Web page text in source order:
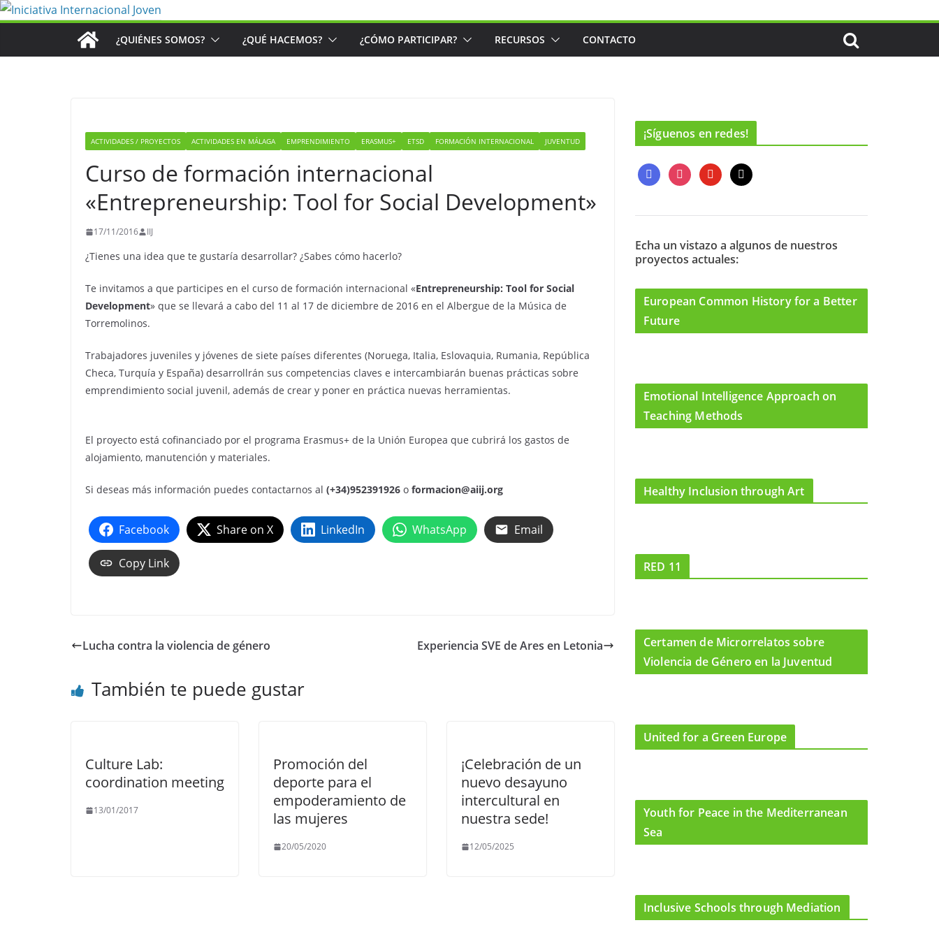
Saltar
¿QUIÉNES SOMOS? ¿QUÉ HACEMOS? ¿CÓMO PARTICIPAR? RECURSOS CONTACTO
ACTIVIDADES / PROYECTOS ACTIVIDADES EN MÁLAGA EMPRENDIMIENTO ERASMUS+ ETSD FORMACIÓN INTERNACIONAL JUVENTUD
Curso de formación internacional
«Entrepreneurship: Tool for Social Development»
17/11/2016 IIJ
¿Tienes una idea que te gustaría desarrollar? ¿Sabes cómo hacerlo?
Te invitamos a que participes en el curso de formación internacional «Entrepreneurship: Tool for Social
Development» que se llevará a cabo del 11 al 17 de diciembre de 2016 en el Albergue de la Música de
Torremolinos.
Trabajadores juveniles y jóvenes de siete países diferentes (Noruega, Italia, Eslovaquia, Rumania, República
Checa, Turquía y España) desarrollrán sus competencias claves e intercambiarán buenas prácticas sobre
emprendimiento social juvenil, además de crear y poner en práctica nuevas herramientas.
El proyecto está cofinanciado por el programa Erasmus+ de la Unión Europea que cubrirá los gastos de
alojamiento, manutención y materiales.
Si deseas más información puedes contactarnos al (+34)952391926 o formacion@aiij.org
Facebook Share on X LinkedIn WhatsApp Email
Copy Link
Lucha contra la violencia de género Experiencia SVE de Ares en Letonia
También te puede gustar
Culture Lab:
coordination meeting
13/01/2017
Promoción del
deporte para el
empoderamiento de
las mujeres
20/05/2020
¡Celebración de un
nuevo desayuno
intercultural en
nuestra sede!
12/05/2025
¡Síguenos en redes!
f
a
e
o
o
i
n
t
g
r
m
y
o
t
b
e
m
a
l
Echa un vistazo a algunos de nuestros
proyectos actuales:
European Common History for a Better
Future
Emotional Intelligence Approach on
Teaching Methods
Healthy Inclusion through Art
RED 11
Certamen de Microrrelatos sobre
Violencia de Género en la Juventud
United for a Green Europe
Youth for Peace in the Mediterranean
Sea
Inclusive Schools through Mediation